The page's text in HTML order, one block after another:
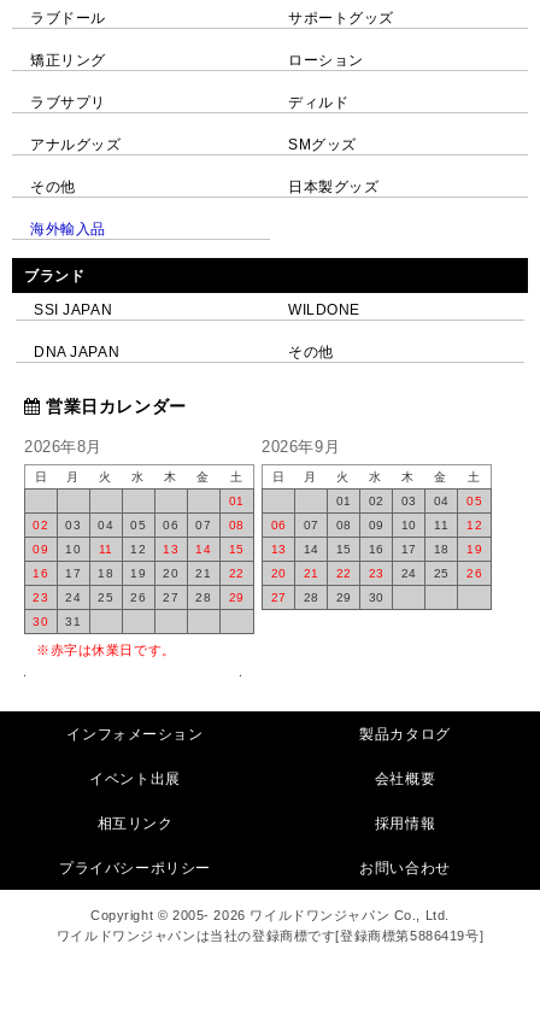
ラブドール サポートグッズ
矯正リング ローション
ラブサプリ ディルド
アナルグッズ SMグッズ
その他 日本製グッズ
海外輸入品
ブランド
SSI JAPAN WILDONE
DNA JAPAN その他
営業日カレンダー
2026年8月
日 月 火 水 木 金
土
01
02
03 04 05 06 07
08
09
10 11 12 13 14
15
16
17 18 19 20 21
22
23
24 25 26 27 28
29
30
31
2026年9月
日 月 火 水 木 金
土
01
02 03 04
05
06
07 08 09 10 11
12
13
14 15 16 17 18
19
20
21 22 23 24 25
26
27
28 29 30
※赤字は休業日です。
インフォメーション 製品カタログ
イベント出展 会社概要
相互リンク 採用情報
プライバシーポリシー お問い合わせ
Copyright © 2005- 2026 ワイルドワンジャパン Co., Ltd.
ワイルドワンジャパンは当社の登録商標です[登録商標第5886419号]